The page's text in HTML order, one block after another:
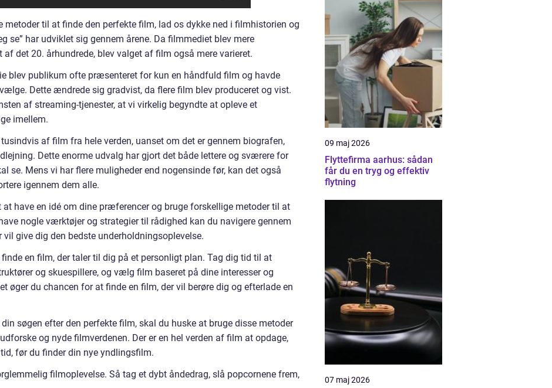
metoder til at finde den perfekte film, lad os dykke ned i filmhistorien og
se” har udviklet sig gennem årene. Da filmmediet blev mere
det 20. århundrede, blev valget af film også mere varieret.
blev publikum ofte præsenteret for kun en håndfuld film og havde
Dette ændrede sig gradvist, da flere film blev produceret og vist.
af streaming-tjenester, at vi virkelig begyndte at opleve et
imellem.
af film fra hele verden, uanset om det er gennem biografen,
Dette enorme udvalg har gjort det både lettere og sværere for
se. Mens vi har flere muligheder end nogensinde før, kan det også
igennem dem alle.
at have en idé om dine præferencer og bruge forskellige metoder til at
nogle værktøjer og strategier til rådighed kan du navigere gennem
give dig den bedste underholdningsoplevelse.
finde en film, der taler til dig på et personligt plan. Tag dig tid til at
og skuespillere, og vælg film baseret på dine interesser og
øger du chancen for at finde en film, der vil berøre dig og efterlade en
søgen efter den perfekte film, skal du huske at bruge disse metoder
og nyde filmverdenen. Der er en hel verden af film at opdage,
før du finder din nye yndlingsfilm.
filmoplevelse. Så tag et dybt åndedrag, slå popcornene frem,
09 maj 2026
Flyttefirma aarhus: sådan
får du en tryg og effektiv
flytning
07 maj 2026